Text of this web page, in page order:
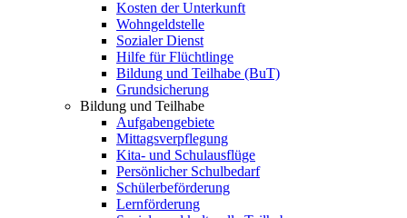
Kosten der Unterkunft
Wohngeldstelle
Sozialer Dienst
Hilfe für Flüchtlinge
Bildung und Teilhabe (BuT)
Grundsicherung
Bildung und Teilhabe
Aufgabengebiete
Mittagsverpflegung
Kita- und Schulausflüge
Persönlicher Schulbedarf
Schülerbeförderung
Lernförderung